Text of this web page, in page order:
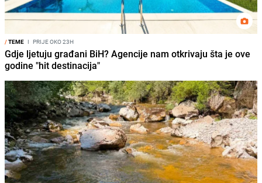
/TEME I PRIJE OKO 23H
Gdje ljetuju građani BiH? Agencije nam otkrivaju šta je ove
godine "hit destinacija"